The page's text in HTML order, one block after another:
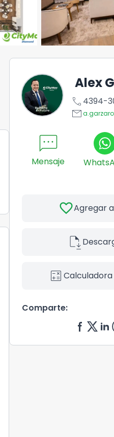
Alex
call 4394-
email
sms
Mensaje
favoriteAgregar
file_save
calculate
Comparte: